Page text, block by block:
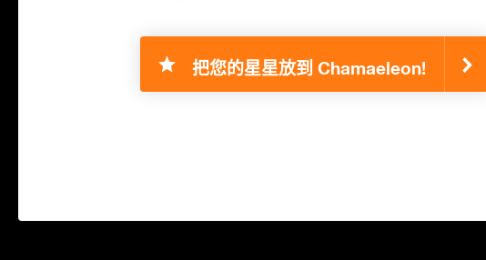
把您的星星放到 Chamaeleon!